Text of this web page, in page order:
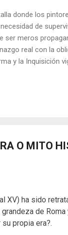
donde los
de
ser meros
real con la
y la Inquisición
no era un
agentes dobles
O MITO
XV) ha sido
de
propia era?.